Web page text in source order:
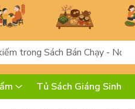
Tủ Sách Giáng Sinh